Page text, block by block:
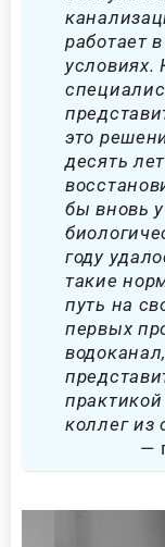
работает
условиях.
это
десять
бы вновь
году
такие
путь на
первых
коллег из